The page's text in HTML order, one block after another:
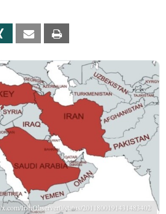
Xing Email
IranObserver0/status/2011800191431483402